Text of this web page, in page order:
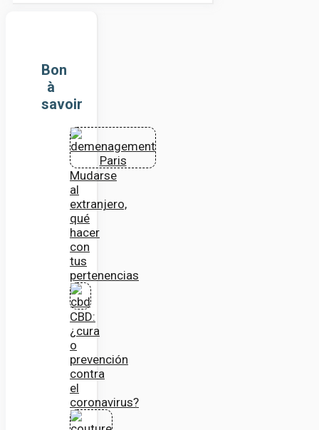
Bon
à
savoir
Mudarse
al
extranjero,
qué
hacer
con
tus
pertenencias
CBD:
¿cura
o
prevención
contra
el
coronavirus?